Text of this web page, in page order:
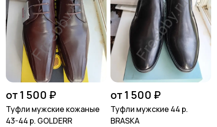
Футболки и поло Штаны и шорты
Другое
от 1 500 ₽
Туфли мужские кожаные
43-44 р. GOLDERR
от 1 500 ₽
Туфли мужские 44 р.
BRASKA